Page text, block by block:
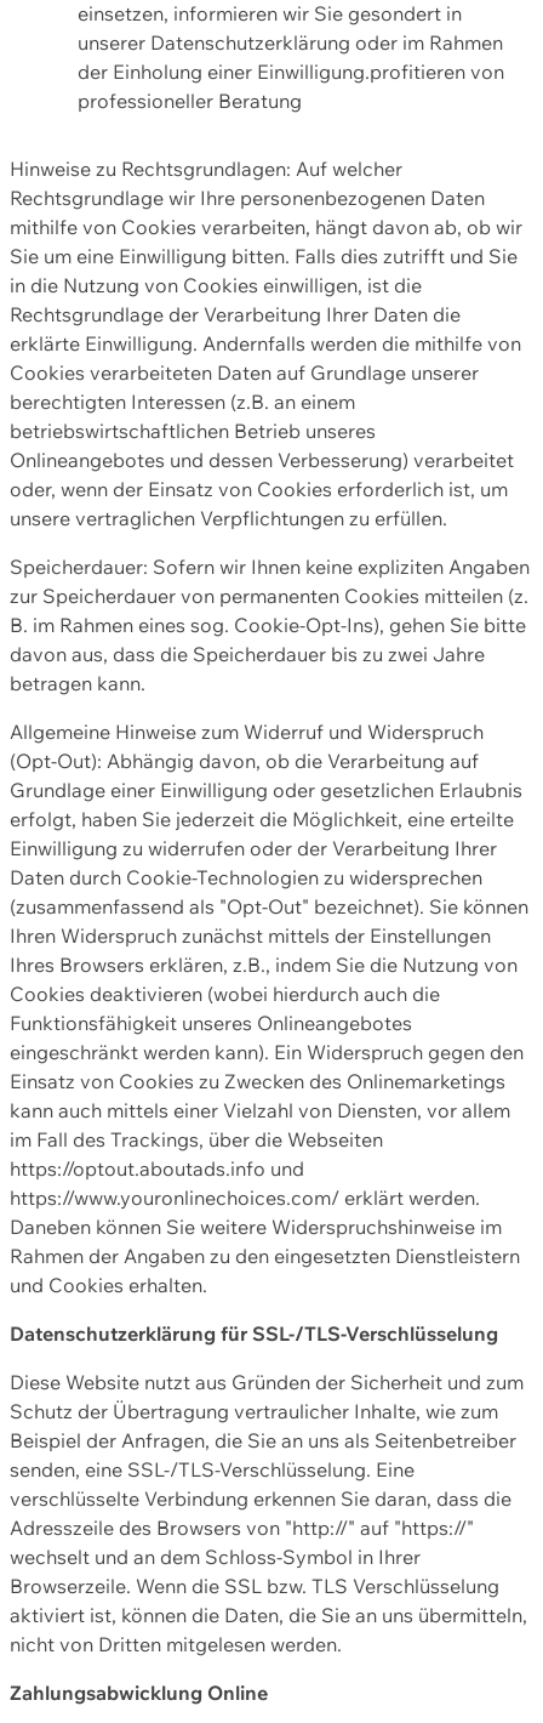
einsetzen, informieren wir Sie gesondert in
unserer Datenschutzerklärung oder im Rahmen
der Einholung einer Einwilligung.profitieren von
professioneller Beratung
Hinweise zu Rechtsgrundlagen: Auf welcher
Rechtsgrundlage wir Ihre personenbezogenen Daten
mithilfe von Cookies verarbeiten, hängt davon ab, ob wir
Sie um eine Einwilligung bitten. Falls dies zutrifft und Sie
in die Nutzung von Cookies einwilligen, ist die
Rechtsgrundlage der Verarbeitung Ihrer Daten die
erklärte Einwilligung. Andernfalls werden die mithilfe von
Cookies verarbeiteten Daten auf Grundlage unserer
berechtigten Interessen (z.B. an einem
betriebswirtschaftlichen Betrieb unseres
Onlineangebotes und dessen Verbesserung) verarbeitet
oder, wenn der Einsatz von Cookies erforderlich ist, um
unsere vertraglichen Verpflichtungen zu erfüllen.
Speicherdauer: Sofern wir Ihnen keine expliziten Angaben
zur Speicherdauer von permanenten Cookies mitteilen (z.
B. im Rahmen eines sog. Cookie-Opt-Ins), gehen Sie bitte
davon aus, dass die Speicherdauer bis zu zwei Jahre
betragen kann.
Allgemeine Hinweise zum Widerruf und Widerspruch
(Opt-Out): Abhängig davon, ob die Verarbeitung auf
Grundlage einer Einwilligung oder gesetzlichen Erlaubnis
erfolgt, haben Sie jederzeit die Möglichkeit, eine erteilte
Einwilligung zu widerrufen oder der Verarbeitung Ihrer
Daten durch Cookie-Technologien zu widersprechen
(zusammenfassend als "Opt-Out" bezeichnet). Sie können
Ihren Widerspruch zunächst mittels der Einstellungen
Ihres Browsers erklären, z.B., indem Sie die Nutzung von
Cookies deaktivieren (wobei hierdurch auch die
Funktionsfähigkeit unseres Onlineangebotes
eingeschränkt werden kann). Ein Widerspruch gegen den
Einsatz von Cookies zu Zwecken des Onlinemarketings
kann auch mittels einer Vielzahl von Diensten, vor allem
im Fall des Trackings, über die Webseiten
https://optout.aboutads.info und
https://www.youronlinechoices.com/ erklärt werden.
Daneben können Sie weitere Widerspruchshinweise im
Rahmen der Angaben zu den eingesetzten Dienstleistern
und Cookies erhalten.
Datenschutzerklärung für SSL-/TLS-Verschlüsselung
Diese Website nutzt aus Gründen der Sicherheit und zum
Schutz der Übertragung vertraulicher Inhalte, wie zum
Beispiel der Anfragen, die Sie an uns als Seitenbetreiber
senden, eine SSL-/TLS-Verschlüsselung. Eine
verschlüsselte Verbindung erkennen Sie daran, dass die
Adresszeile des Browsers von "http://" auf "https://"
wechselt und an dem Schloss-Symbol in Ihrer
Browserzeile. Wenn die SSL bzw. TLS Verschlüsselung
aktiviert ist, können die Daten, die Sie an uns übermitteln,
nicht von Dritten mitgelesen werden.
Zahlungsabwicklung Online